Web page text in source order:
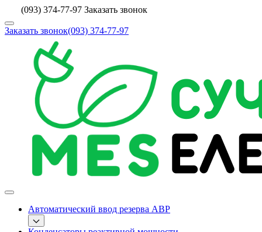
(093) 374-77-97 Заказать звонок
Заказать звонок(093) 374-77-97
Автоматический ввод резерва АВР